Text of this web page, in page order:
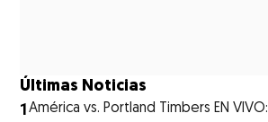
Últimas Noticias
1América vs. Portland Timbers EN VIVO: